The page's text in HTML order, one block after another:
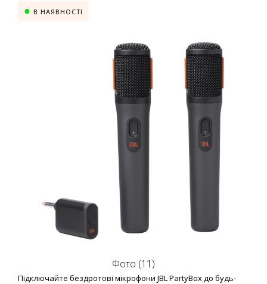
В НАЯВНОСТІ
Фото (11)
Підключайте бездротові мікрофони JBL PartyBox до будь-